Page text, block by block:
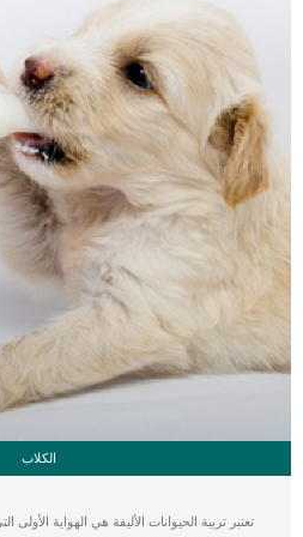
الكلاب
تعتبر تربية الحيوانات الأليفة هي الهواية